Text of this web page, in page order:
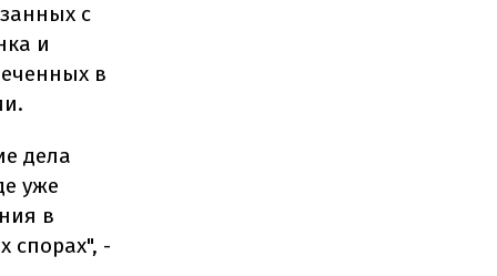
с
и
в
дела
уже
в
спорах", -